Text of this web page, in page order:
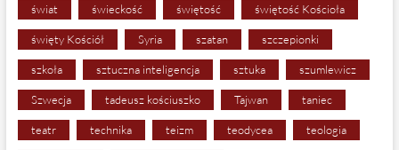
świat świeckość świętość świętość Kościoła
święty Kościół Syria szatan szczepionki
szkoła sztuczna inteligencja sztuka szumlewicz
Szwecja tadeusz kościuszko Tajwan taniec
teatr technika teizm teodycea teologia